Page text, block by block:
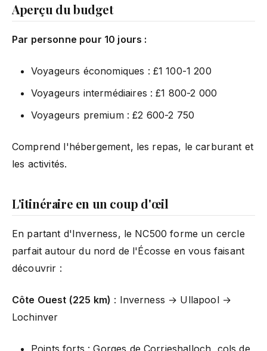
Aperçu du budget
Par personne pour 10 jours :
Voyageurs économiques : £1 100-1 200
Voyageurs intermédiaires : £1 800-2 000
Voyageurs premium : £2 600-2 750
Comprend l'hébergement, les repas, le carburant et
les activités.
L'itinéraire en un coup d'œil
En partant d'Inverness, le NC500 forme un cercle
parfait autour du nord de l'Écosse en vous faisant
découvrir :
Côte Ouest (225 km) : Inverness → Ullapool →
Lochinver
Points forts : Gorges de Corrieshalloch, cols de